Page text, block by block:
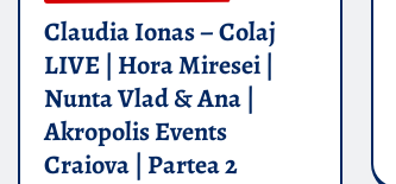
Claudia Ionas – Colaj
LIVE | Hora Miresei |
Nunta Vlad & Ana |
Akropolis Events
Craiova | Partea 2